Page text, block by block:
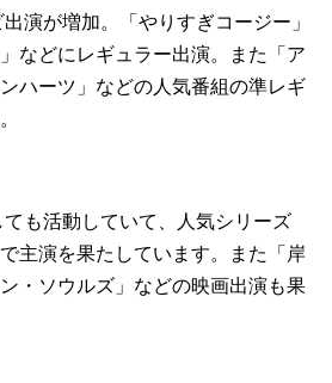
演が増加。「やりすぎコージー」
などにレギュラー出演。また「ア
ハーツ」などの人気番組の準レギ
も活動していて、人気シリーズ
主演を果たしています。また「岸
・ソウルズ」などの映画出演も果